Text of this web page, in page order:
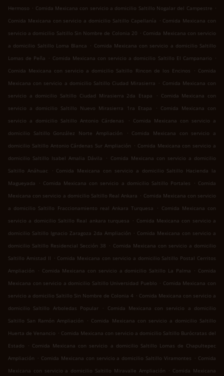
Hermoso . Comida Mexicana con servicio a domicilio Saltillo Nogalar del Campestre .
Comida Mexicana con servicio a domicilio Saltillo Capellanía . Comida Mexicana con
servicio a domicilio Saltillo Sin Nombre de Colonia 20 . Comida Mexicana con servicio
a domicilio Saltillo Loma Blanca . Comida Mexicana con servicio a domicilio Saltillo
Lomas de Peña . Comida Mexicana con servicio a domicilio Saltillo El Campanario .
Comida Mexicana con servicio a domicilio Saltillo Rincon de los Encinos
. Comida
Mexicana con servicio a domicilio Saltillo Ciudad Mirasierra . Comida Mexicana con
servicio a domicilio Saltillo Ciudad Mirasierra 2da Etapa
. Comida Mexicana con
servicio a domicilio Saltillo Nuevo Mirasierra 1ra Etapa
. Comida Mexicana con
servicio a domicilio Saltillo Antonio Cárdenas
. Comida Mexicana con servicio a
domicilio Saltillo González Norte Ampliación
. Comida Mexicana con servicio a
domicilio Saltillo Antonio Cárdenas Sur Ampliación . Comida Mexicana con servicio a
domicilio Saltillo Isabel Amalia Dávila
. Comida Mexicana con servicio a domicilio
Saltillo Anáhuac
. Comida Mexicana con servicio a domicilio Saltillo Hacienda la
Magueyada
. Comida Mexicana con servicio a domicilio Saltillo Portales . Comida
Mexicana con servicio a domicilio Saltillo Real Ankara . Comida Mexicana con servicio
a domicilio Saltillo Fraccionamiento real Ankara Turquesa
. Comida Mexicana con
servicio a domicilio Saltillo Real ankara turquesa . Comida Mexicana con servicio a
domicilio Saltillo Ignacio Zaragoza 2da Ampliación . Comida Mexicana con servicio a
domicilio Saltillo Residencial Sección 38 . Comida Mexicana con servicio a domicilio
Saltillo Amistad II . Comida Mexicana con servicio a domicilio Saltillo Postal Cerritos
Ampliación
. Comida Mexicana con servicio a domicilio Saltillo La Palma . Comida
Mexicana con servicio a domicilio Saltillo Universidad Pueblo . Comida Mexicana con
servicio a domicilio Saltillo Sin Nombre de Colonia 4 . Comida Mexicana con servicio a
domicilio Saltillo Arboledas Popular
.
Comida Mexicana con servicio a domicilio
Saltillo San Ramón Ampliación
. Comida Mexicana con servicio a domicilio Saltillo
Huerta de Venancio . Comida Mexicana con servicio a domicilio Saltillo Burócratas del
Estado
. Comida Mexicana con servicio a domicilio Saltillo Lomas de Chapultepec
Ampliación . Comida Mexicana con servicio a domicilio Saltillo Viramontes . Comida
Mexicana con servicio a domicilio Saltillo Miravalle Ampliación . Comida Mexicana